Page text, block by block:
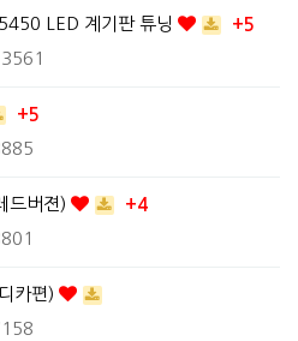
LED 계기판 튜닝
+5
+5
드버젼)
+4
카편)